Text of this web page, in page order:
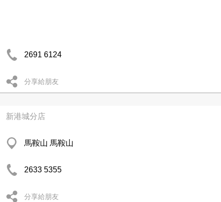
2691 6124
分享給朋友
新港城分店
馬鞍山 馬鞍山
2633 5355
分享給朋友